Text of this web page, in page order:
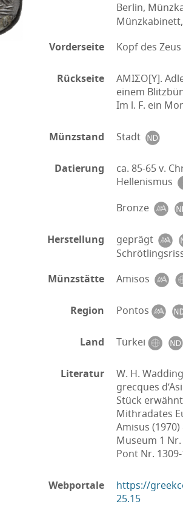
Berlin,
Vorderseite
Kopf des
Rückseite
AMIΣO[Y].
einem
Im l. F. ein
Münzstand Stadt
Datierung
ca. 85-65 v.
Hellenismus
Bronze
Herstellung
geprägt
Münzstätte
Amisos
Region Pontos
Land Türkei
Literatur
W. H.
grecques
Stück
Mithradates
Amisus (1970)
Museum 1 Nr.
Pont Nr.
Webportale
https://
25.15